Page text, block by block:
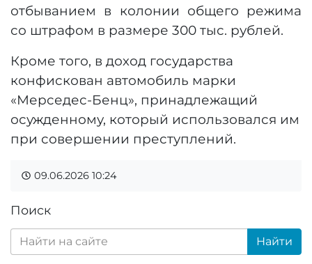
отбыванием в колонии общего режима
со штрафом в размере 300 тыс. рублей.
Кроме того, в доход государства
конфискован автомобиль марки
«Мерседес-Бенц», принадлежащий
осужденному, который использовался им
при совершении преступлений.
09.06.2026 10:24
Поиск
Найти